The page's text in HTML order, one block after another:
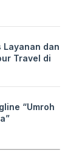
Layanan dan
Travel di
“Umroh